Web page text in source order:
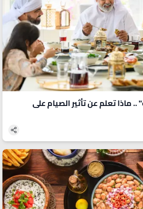
"فوائد صحية مذهلة" .. ماذا تعلم عن تأثير الصيام على